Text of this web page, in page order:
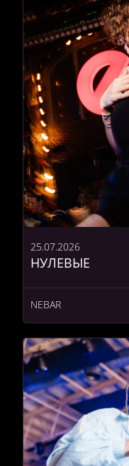
НУЛЕВЫЕ
25.07.2026
NEBAR